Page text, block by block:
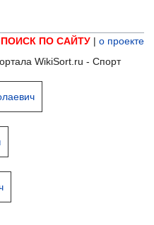
ПОИСК ПО САЙТУ | о проекте
WikiSort.ru - Спорт